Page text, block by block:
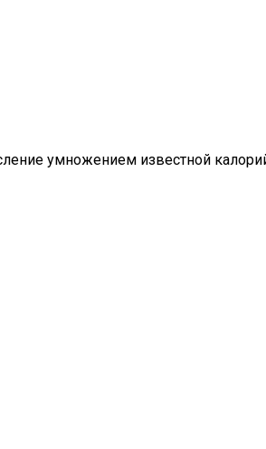
умножением известной